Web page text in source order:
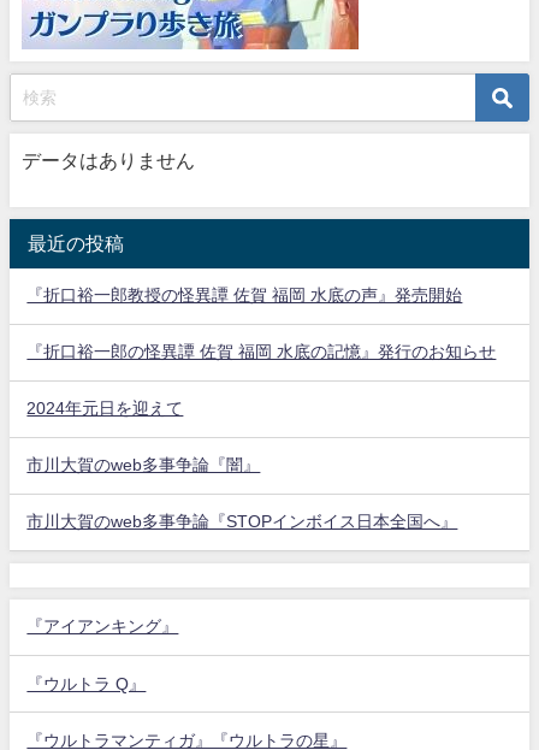
データはありません
最近の投稿
『折口裕一郎教授の怪異譚 佐賀 福岡 水底の声』発売開始
『折口裕一郎の怪異譚 佐賀 福岡 水底の記憶』発行のお知らせ
2024年元日を迎えて
市川大賀のweb多事争論『闇』
市川大賀のweb多事争論『STOPインボイス日本全国へ』
『アイアンキング』
『ウルトラ Q』
『ウルトラマンティガ』『ウルトラの星』